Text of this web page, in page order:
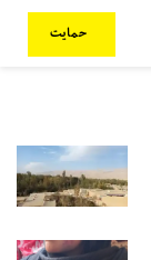
حمایت